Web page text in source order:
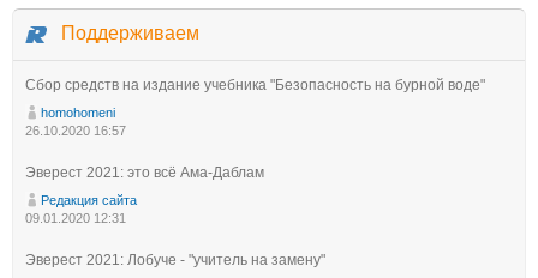
Поддерживаем
Сбор средств на издание учебника "Безопасность на бурной воде"
homohomeni
26.10.2020 16:57
Эверест 2021: это всё Ама-Даблам
Редакция сайта
09.01.2020 12:31
Эверест 2021: Лобуче - "учитель на замену"